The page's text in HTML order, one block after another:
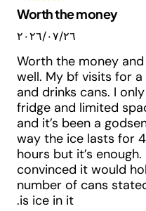
Worth the money
٢٦‏/٠٧‏/٢٠٢٦
Worth the money
well. My bf visits for
and drinks cans. I
fridge and limited
and it’s been a
way the ice lasts for
hours but it’s
convinced it would
number of cans
is ice in it.